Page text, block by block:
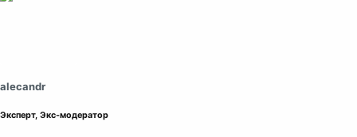
alecandr
Эксперт, Экс-модератор